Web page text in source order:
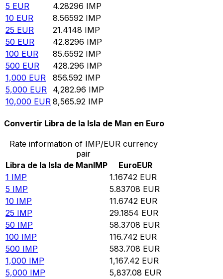
5 EUR 4.28296 IMP
10 EUR 8.56592 IMP
25 EUR 21.4148 IMP
50 EUR 42.8296 IMP
100 EUR 85.6592 IMP
500 EUR 428.296 IMP
1,000 EUR 856.592 IMP
5,000 EUR 4,282.96 IMP
10,000 EUR 8,565.92 IMP
Convertir Libra de la Isla de Man en Euro
Rate information of IMP/EUR currency
pair
Libra de la Isla de ManIMP EuroEUR
1 IMP 1.16742 EUR
5 IMP 5.83708 EUR
10 IMP 11.6742 EUR
25 IMP 29.1854 EUR
50 IMP 58.3708 EUR
100 IMP 116.742 EUR
500 IMP 583.708 EUR
1,000 IMP 1,167.42 EUR
5,000 IMP 5,837.08 EUR